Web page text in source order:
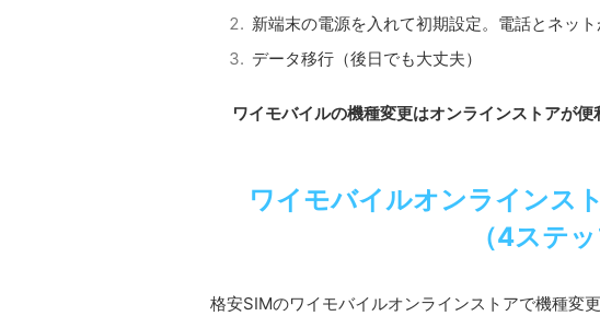
新端末の電源を入れて初期設定。電話とネッ
データ移行（後日でも大丈夫）
ワイモバイルの機種変更はオンラインストアが便
ワイモバイルオンラインス
（4ステッ
格安SIMのワイモバイルオンラインストアで機種変